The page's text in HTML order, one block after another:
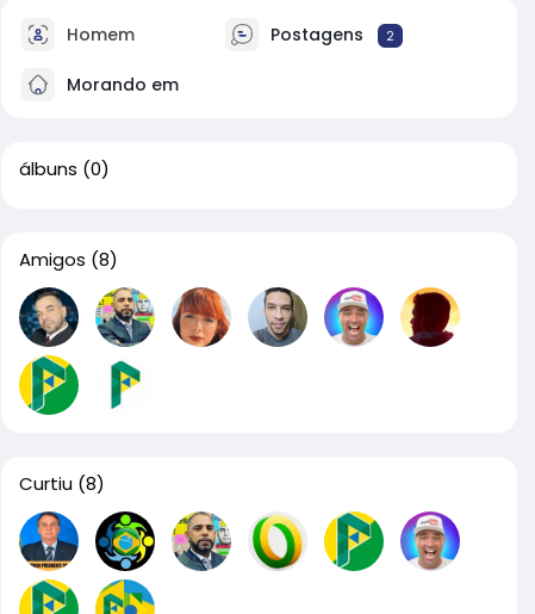
Homem Postagens 2
Morando em
álbuns (0)
Amigos (8)
Curtiu (8)